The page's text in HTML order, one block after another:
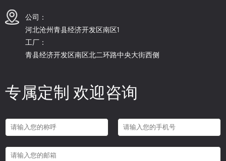
公司：
河北沧州青县经济开发区南区1
工厂：
青县经济开发区南区北二环路中央大街西侧
专属定制 欢迎咨询